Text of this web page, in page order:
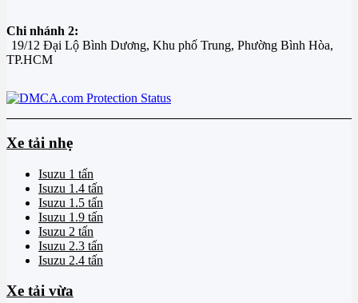
Chi nhánh 2:
19/12 Đại Lộ Bình Dương, Khu phố Trung, Phường Bình Hòa,
TP.HCM
Xe tải nhẹ
Isuzu 1 tấn
Isuzu 1.4 tấn
Isuzu 1.5 tấn
Isuzu 1.9 tấn
Isuzu 2 tấn
Isuzu 2.3 tấn
Isuzu 2.4 tấn
Xe tải vừa